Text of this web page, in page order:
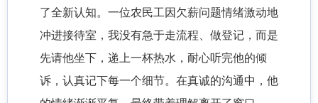
了全新认知。一位农民工因欠薪问题情绪激动地
冲进接待室，我没有急于走流程、做登记，而是
先请他坐下，递上一杯热水，耐心听完他的倾
诉，认真记下每一个细节。在真诚的沟通中，他